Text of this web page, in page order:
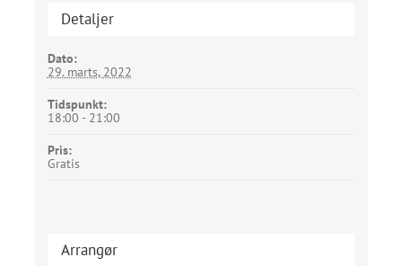
Detaljer
Dato:
29. marts, 2022
Tidspunkt:
18:00 - 21:00
Pris:
Gratis
Arrangør